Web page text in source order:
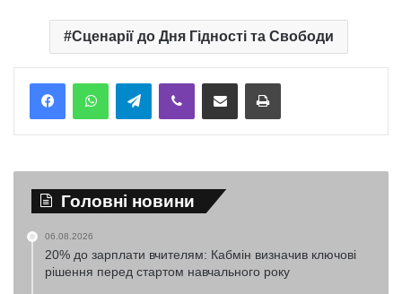
Сценарії до Дня Гідності та Свободи
TelegramViber Надіслати електронною поштоюНадрукувати
Головні новини
06.08.2026
20% до зарплати вчителям: Кабмін визначив ключові
рішення перед стартом навчального року